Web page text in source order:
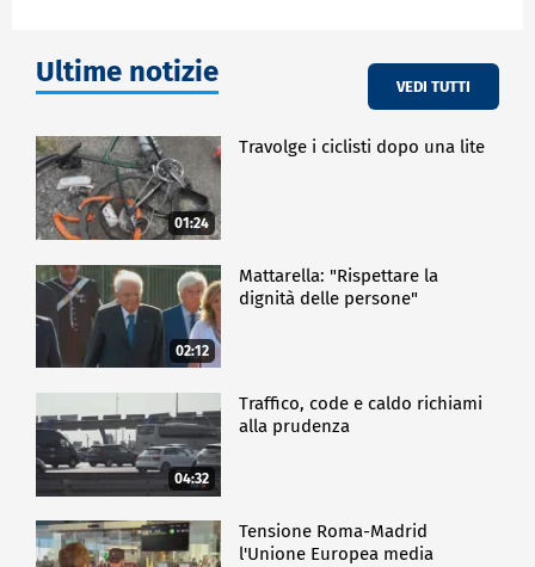
Ultime notizie VEDI TUTTI
01:24
Travolge i ciclisti dopo una lite
02:12
Mattarella: "Rispettare la
dignità delle persone"
04:32
Traffico, code e caldo richiami
alla prudenza
Tensione Roma-Madrid
l'Unione Europea media